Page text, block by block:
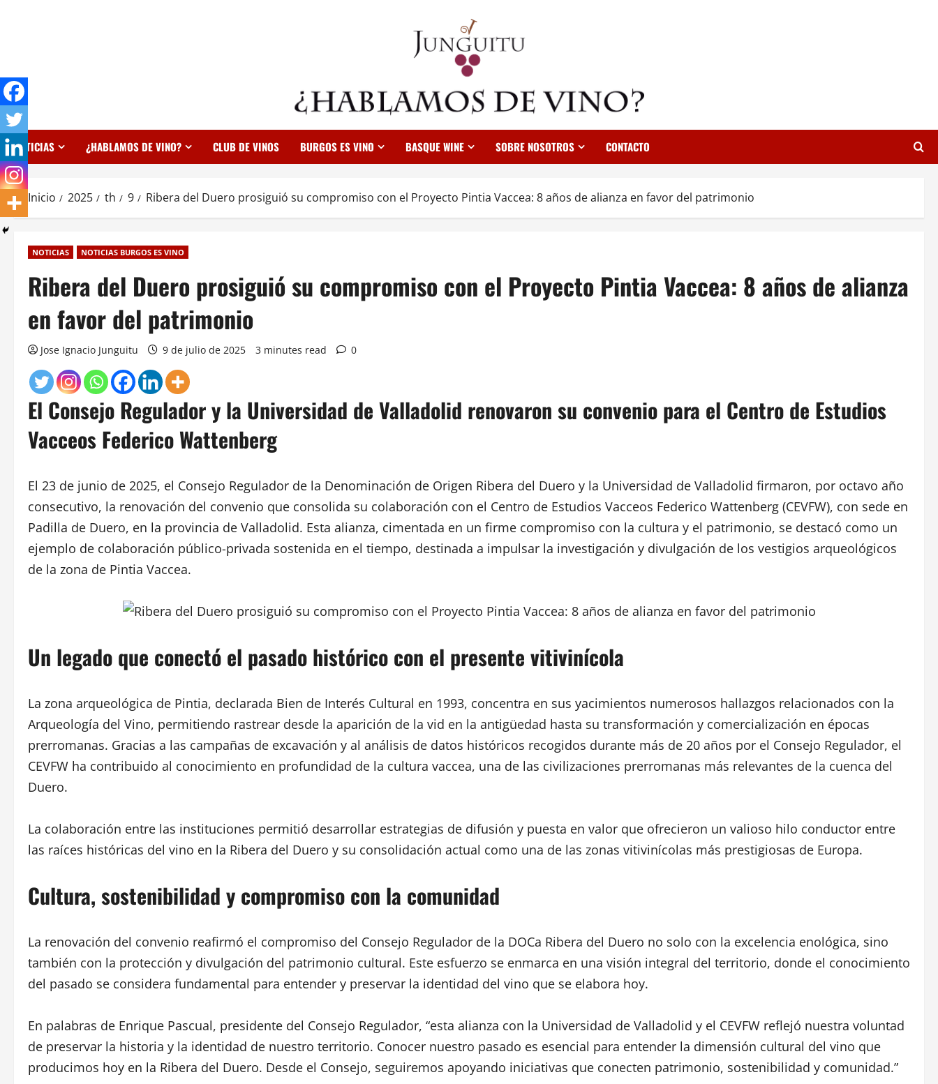
NOTICIAS ¿HABLAMOS DE VINO? CLUB DE VINOS BURGOS ES VINO BASQUE WINE SOBRE NOSOTROS CONTACTO
Inicio 2025 th 9 Ribera del Duero prosiguió su compromiso con el Proyecto Pintia Vaccea: 8 años de alianza en favor del patrimonio
NOTICIAS NOTICIAS BURGOS ES VINO
Ribera del Duero prosiguió su compromiso con el Proyecto Pintia Vaccea: 8 años de alianza
en favor del patrimonio
Jose Ignacio Junguitu 9 de julio de 2025 3 minutes read 0
El Consejo Regulador y la Universidad de Valladolid renovaron su convenio para el Centro de Estudios
Vacceos Federico Wattenberg
El 23 de junio de 2025, el Consejo Regulador de la Denominación de Origen Ribera del Duero y la Universidad de Valladolid firmaron, por octavo año
consecutivo, la renovación del convenio que consolida su colaboración con el Centro de Estudios Vacceos Federico Wattenberg (CEVFW), con sede en
Padilla de Duero, en la provincia de Valladolid. Esta alianza, cimentada en un firme compromiso con la cultura y el patrimonio, se destacó como un
ejemplo de colaboración público-privada sostenida en el tiempo, destinada a impulsar la investigación y divulgación de los vestigios arqueológicos
de la zona de Pintia Vaccea.
Un legado que conectó el pasado histórico con el presente vitivinícola
La zona arqueológica de Pintia, declarada Bien de Interés Cultural en 1993, concentra en sus yacimientos numerosos hallazgos relacionados con la
Arqueología del Vino, permitiendo rastrear desde la aparición de la vid en la antigüedad hasta su transformación y comercialización en épocas
prerromanas. Gracias a las campañas de excavación y al análisis de datos históricos recogidos durante más de 20 años por el Consejo Regulador, el
CEVFW ha contribuido al conocimiento en profundidad de la cultura vaccea, una de las civilizaciones prerromanas más relevantes de la cuenca del
Duero.
La colaboración entre las instituciones permitió desarrollar estrategias de difusión y puesta en valor que ofrecieron un valioso hilo conductor entre
las raíces históricas del vino en la Ribera del Duero y su consolidación actual como una de las zonas vitivinícolas más prestigiosas de Europa.
Cultura, sostenibilidad y compromiso con la comunidad
La renovación del convenio reafirmó el compromiso del Consejo Regulador de la DOCa Ribera del Duero no solo con la excelencia enológica, sino
también con la protección y divulgación del patrimonio cultural. Este esfuerzo se enmarca en una visión integral del territorio, donde el conocimiento
del pasado se considera fundamental para entender y preservar la identidad del vino que se elabora hoy.
En palabras de Enrique Pascual, presidente del Consejo Regulador, “esta alianza con la Universidad de Valladolid y el CEVFW reflejó nuestra voluntad
de preservar la historia y la identidad de nuestro territorio. Conocer nuestro pasado es esencial para entender la dimensión cultural del vino que
producimos hoy en la Ribera del Duero. Desde el Consejo, seguiremos apoyando iniciativas que conecten patrimonio, sostenibilidad y comunidad.”